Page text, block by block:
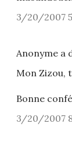
3/20/2007
Anonyme a
Mon Zizou,
Bonne
3/20/2007